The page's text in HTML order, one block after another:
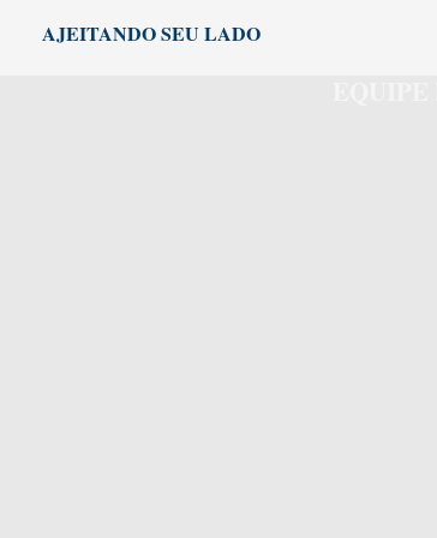
AJEITANDO SEU LADO